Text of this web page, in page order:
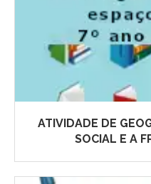
ATIVIDADE DE
SOCIAL E A